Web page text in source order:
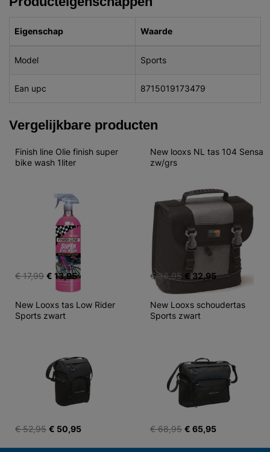
Eigenschap Waarde
Model Sports
Ean upc 8715019173479
Vergelijkbare producten
Finish line Olie finish super
bike wash 1liter
€ 17,99 € 13,95
New looxs NL tas 104 Sensa
zw/grs
€ 36,95 € 32,95
New Looxs tas Low Rider
Sports zwart
€ 52,95 € 50,95
New Looxs schoudertas
Sports zwart
€ 68,95 € 65,95